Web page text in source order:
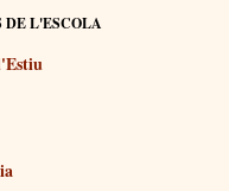
DE L'ESCOLA